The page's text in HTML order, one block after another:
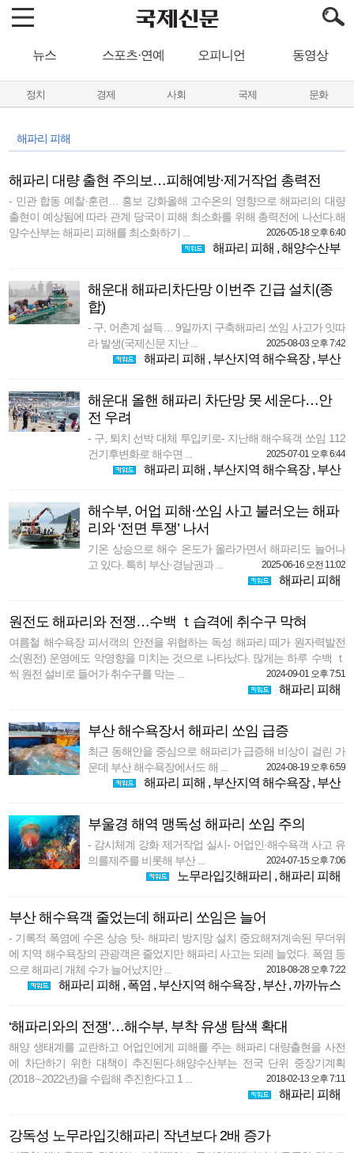
뉴스 스포츠·연예 오피니언 동영상
정치 경제 사회 국제 문화
해파리 피해
해파리 대량 출현 주의보…피해예방·제거작업 총력전
- 민관 합동 예찰·훈련… 홍보 강화올해 고수온의 영향으로 해파리의 대량
출현이 예상됨에 따라 관계 당국이 피해 최소화를 위해 총력전에 나선다.해
양수산부는 해파리 피해를 최소화하기 ...
2026-05-18 오후 6:40
해파리 피해 ,해양수산부
해운대 해파리차단망 이번주 긴급 설치(종
합)
- 구, 어촌계 설득… 9일까지 구축해파리 쏘임 사고가 잇따
라 발생(국제신문 지난 ...
2025-08-03 오후 7:42
해파리 피해 , 부산지역 해수욕장, 부산
해운대 올핸 해파리 차단망 못 세운다…안
전 우려
- 구, 퇴치 선박 대체 투입키로- 지난해 해수욕객 쏘임 112
건기후변화로 해수면 ...
2025-07-01 오후 6:44
해파리 피해 , 부산지역 해수욕장, 부산
해수부, 어업 피해·쏘임 사고 불러오는 해파
리와 ‘전면 투쟁’ 나서
기온 상승으로 해수 온도가 올라가면서 해파리도 늘어나
고 있다. 특히 부산·경남권과 ...
2025-06-16 오전 11:02
해파리 피해
원전도 해파리와 전쟁…수백 ｔ습격에 취수구 막혀
여름철 해수욕장 피서객의 안전을 위협하는 독성 해파리 떼가 원자력발전
소(원전) 운영에도 악영향을 미치는 것으로 나타났다. 많게는 하루 수백 ｔ
씩 원전 설비로 들어가 취수구를 막는 ...
2024-09-01 오후 7:51
해파리 피해
부산 해수욕장서 해파리 쏘임 급증
최근 동해안을 중심으로 해파리가 급증해 비상이 걸린 가
운데 부산 해수욕장에서도 해 ...
2024-08-19 오후 6:59
해파리 피해 , 부산지역 해수욕장, 부산
부울경 해역 맹독성 해파리 쏘임 주의
- 감시체계 강화 제거작업 실시- 어업인·해수욕객 사고 유
의를제주를 비롯해 부산 ...
2024-07-15 오후 7:06
노무라입깃해파리 ,해파리 피해
부산 해수욕객 줄었는데 해파리 쏘임은 늘어
- 기록적 폭염에 수온 상승 탓- 해파리 방지망 설치 중요해져계속된 무더위
에 지역 해수욕장의 관광객은 줄었지만 해파리 사고는 되레 늘었다. 폭염 등
으로 해파리 개체 수가 늘어났지만 ...
2018-08-28 오후 7:22
해파리 피해 , 폭염 , 부산지역 해수욕장, 부산, 까까뉴스
‘해파리와의 전쟁’…해수부, 부착 유생 탐색 확대
해양 생태계를 교란하고 어업인에게 피해를 주는 해파리 대량출현을 사전
에 차단하기 위한 대책이 추진된다.해양수산부는 전국 단위 중장기계획
(2018∼2022년)을 수립해 추진한다고 1 ...
2018-02-13 오후 7:11
해파리 피해
강독성 노무라입깃해파리 작년보다 2배 증가